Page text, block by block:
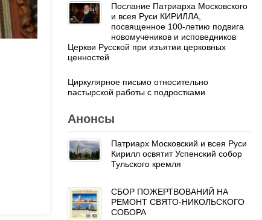
Послание Патриарха Московского
и всея Руси КИРИЛЛА,
посвященное 100-летию подвига
новомучеников и исповедников
Церкви Русской при изъятии церковных
ценностей
Циркулярное письмо относительно
пастырской работы с подростками
Анонсы
Патриарх Московский и всея Руси
Кирилл освятит Успенский собор
Тульского кремля
СБОР ПОЖЕРТВОВАНИЙ НА
РЕМОНТ СВЯТО-НИКОЛЬСКОГО
СОБОРА